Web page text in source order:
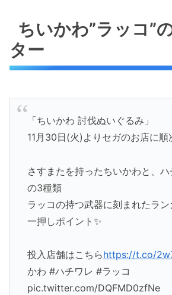
ちいかわ”ラッコ”
ター
「ちいかわ 討伐ぬいぐるみ」
11月30日(火)よりセガのお店に順
さすまたを持ったちいかわと、
の3種類
ラッコの持つ武器に刻まれたラ
一押しポイント✨
投入店舗はこちらhttps://t.co/
かわ #ハチワレ #ラッコ
pic.twitter.com/DQFMD0zfNe